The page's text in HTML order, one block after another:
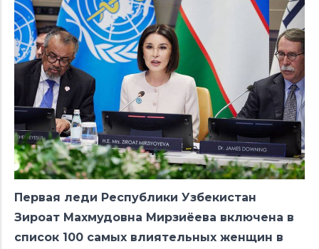
Первая леди Республики Узбекистан
Зироат Махмудовна Мирзиёева включена в
список 100 самых влиятельных женщин в